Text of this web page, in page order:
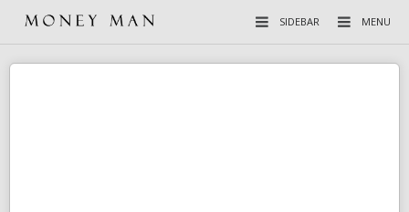
MENU
SIDEBAR